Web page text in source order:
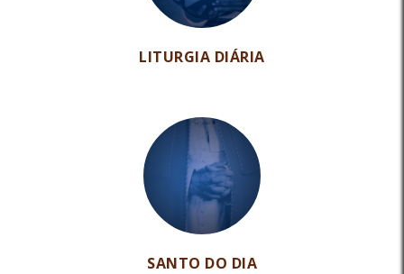
LITURGIA DIÁRIA
SANTO DO DIA